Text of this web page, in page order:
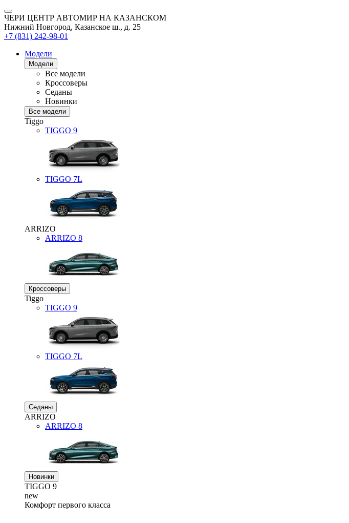
ЧЕРИ ЦЕНТР АВТОМИР НА КАЗАНСКОМ
Нижний Новгород, Казанское ш., д. 25
+7 (831) 242-98-01
Модели
Модели
Все модели
Кроссоверы
Седаны
Новинки
Все модели
Tiggo
TIGGO 9
TIGGO 7L
ARRIZO
ARRIZO 8
Кроссоверы
Tiggo
TIGGO 9
TIGGO 7L
Седаны
ARRIZO
ARRIZO 8
Новинки
TIGGO 9
new
Комфорт первого класса